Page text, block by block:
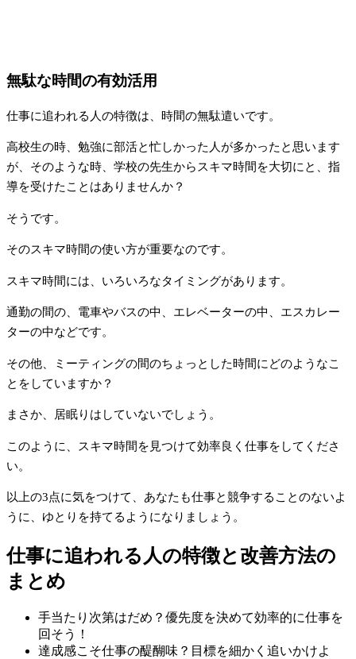
無駄な時間の有効活用
仕事に追われる人の特徴は、時間の無駄遣いです。
高校生の時、勉強に部活と忙しかった人が多かったと思います
が、そのような時、学校の先生からスキマ時間を大切にと、指
導を受けたことはありませんか？
そうです。
そのスキマ時間の使い方が重要なのです。
スキマ時間には、いろいろなタイミングがあります。
通勤の間の、電車やバスの中、エレベーターの中、エスカレー
ターの中などです。
その他、ミーティングの間のちょっとした時間にどのようなこ
とをしていますか？
まさか、居眠りはしていないでしょう。
このように、スキマ時間を見つけて効率良く仕事をしてくださ
い。
以上の3点に気をつけて、あなたも仕事と競争することのないよ
うに、ゆとりを持てるようになりましょう。
仕事に追われる人の特徴と改善方法の
まとめ
手当たり次第はだめ？優先度を決めて効率的に仕事を
回そう！
達成感こそ仕事の醍醐味？目標を細かく追いかけよ